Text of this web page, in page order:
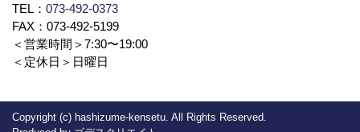
TEL： 073-492-0373
FAX：073-492-5199
＜営業時間＞7:30〜19:00
＜定休日＞日曜日
Copyright (c) hashizume-kensetu. All Rights Reserved.